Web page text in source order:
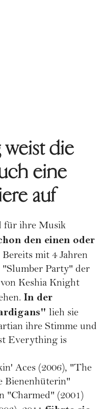
die
eine
auf
für ihre Musik
den einen oder
Bereits mit 4 Jahren
"Slumber Party" der
Keshia Knight
In der
lieh sie
ihre Stimme und
Everything is
Aces (2006), "The
Bienenhüterin"
"Charmed" (2001)